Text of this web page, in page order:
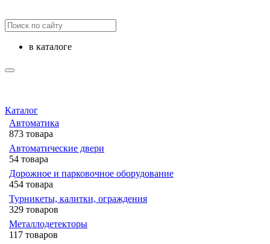
в каталоге
Каталог
Автоматика
873 товара
Автоматические двери
54 товара
Дорожное и парковочное оборудование
454 товара
Турникеты, калитки, ограждения
329 товаров
Металлодетекторы
117 товаров